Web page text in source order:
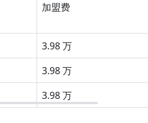
加盟费
3.98 万
3.98 万
3.98 万